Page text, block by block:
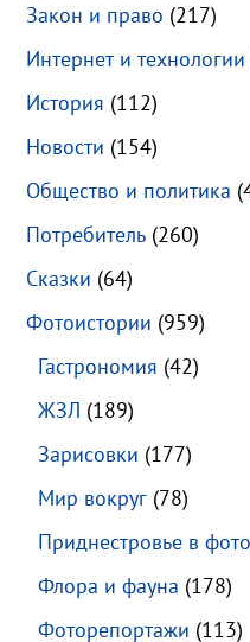
Закон и право (217)
Интернет и технологии
История (112)
Новости (154)
Общество и политика
Потребитель (260)
Сказки (64)
Фотоистории (959)
Гастрономия (42)
ЖЗЛ (189)
Зарисовки (177)
Мир вокруг (78)
Приднестровье в
Флора и фауна (178)
Фоторепортажи (113)